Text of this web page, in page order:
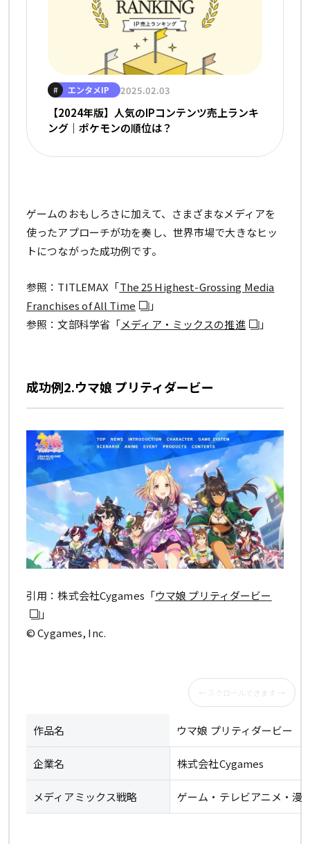
# エンタメIP 2025.02.03
【2024年版】人気のIPコンテンツ売上ランキ
ング｜ポケモンの順位は？
ゲームのおもしろさに加えて、さまざまなメディアを
使ったアプローチが功を奏し、世界市場で大きなヒッ
トにつながった成功例です。
参照：TITLEMAX「The 25 Highest-Grossing Media
Franchises of All Time
」
参照：文部科学省「メディア・ミックスの推進 」
成功例2.ウマ娘 プリティダービー
引用：株式会社Cygames「ウマ娘 プリティダービー
」
© Cygames, Inc.
作品名 ウマ娘 プリティダービー
企業名 株式会社Cygames
メディアミックス戦略 ゲーム・テレビアニメ・漫